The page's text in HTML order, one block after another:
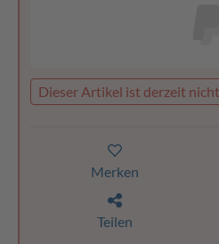
Dieser Artikel ist derzeit
Merken
Teilen